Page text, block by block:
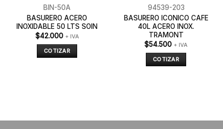
BIN-50A
BASURERO ACERO
INOXIDABLE 50 LTS SOIN
$42.000 + IVA
COTIZAR
94539-203
BASURERO ICONICO CAFE
40L ACERO INOX.
TRAMONT
$54.500 + IVA
COTIZAR